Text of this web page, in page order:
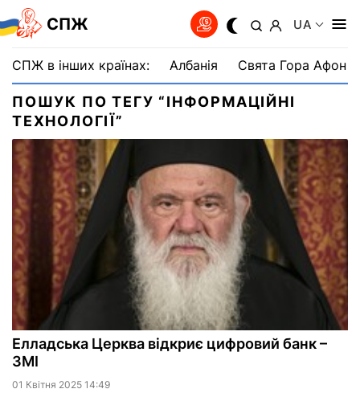
СПЖ UA
СПЖ в інших країнах: Албанія Свята Гора Афон
ПОШУК ПО ТЕГУ “ІНФОРМАЦІЙНІ
ТЕХНОЛОГІЇ”
Елладська Церква відкриє цифровий банк –
ЗМІ
01 Квiтня 2025 14:49